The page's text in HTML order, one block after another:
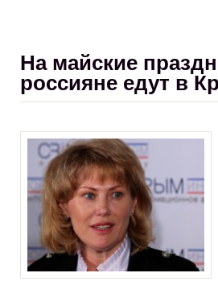
На майские
россияне едут в